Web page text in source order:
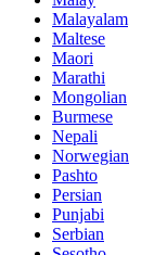
Malayalam
Maltese
Maori
Marathi
Mongolian
Burmese
Nepali
Norwegian
Pashto
Persian
Punjabi
Serbian